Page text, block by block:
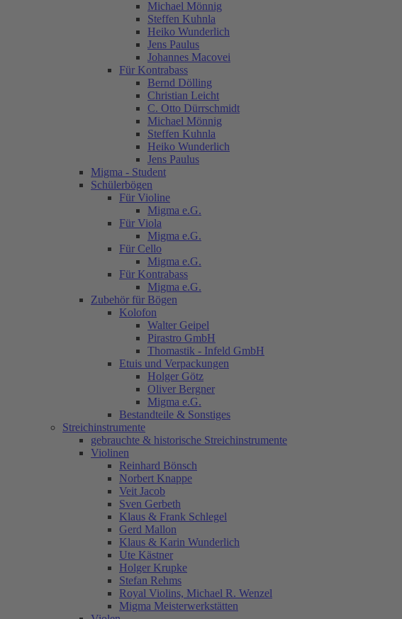
Michael Mönnig
Steffen Kuhnla
Heiko Wunderlich
Jens Paulus
Johannes Macovei
Für Kontrabass
Bernd Dölling
Christian Leicht
C. Otto Dürrschmidt
Michael Mönnig
Steffen Kuhnla
Heiko Wunderlich
Jens Paulus
Migma - Student
Schülerbögen
Für Violine
Migma e.G.
Für Viola
Migma e.G.
Für Cello
Migma e.G.
Für Kontrabass
Migma e.G.
Zubehör für Bögen
Kolofon
Walter Geipel
Pirastro GmbH
Thomastik - Infeld GmbH
Etuis und Verpackungen
Holger Götz
Oliver Bergner
Migma e.G.
Bestandteile & Sonstiges
Streichinstrumente
gebrauchte & historische Streichinstrumente
Violinen
Reinhard Bönsch
Norbert Knappe
Veit Jacob
Sven Gerbeth
Klaus & Frank Schlegel
Gerd Mallon
Klaus & Karin Wunderlich
Ute Kästner
Holger Krupke
Stefan Rehms
Royal Violins, Michael R. Wenzel
Migma Meisterwerkstätten